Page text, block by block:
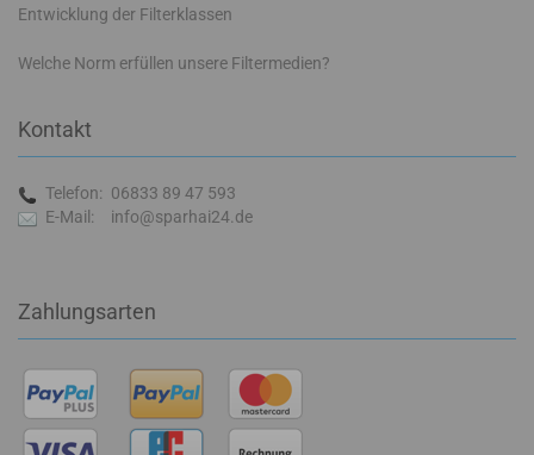
Entwicklung der Filterklassen
Welche Norm erfüllen unsere Filtermedien?
Kontakt
Telefon: 06833 89 47 593
E-Mail:
info@sparhai24.de
Zahlungsarten